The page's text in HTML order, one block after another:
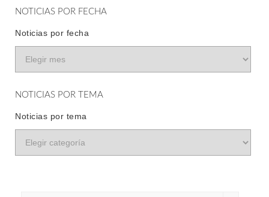
NOTICIAS POR FECHA
Noticias por fecha
NOTICIAS POR TEMA
Noticias por tema